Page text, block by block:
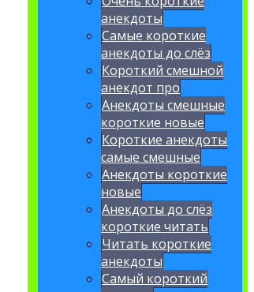
анекдоты
Самые короткие
анекдоты до слёз
Короткий смешной
анекдот про
Анекдоты смешные
короткие новые
Короткие анекдоты
самые смешные
Анекдоты короткие
новые
Анекдоты до слёз
короткие читать
Читать короткие
анекдоты
Самый короткий